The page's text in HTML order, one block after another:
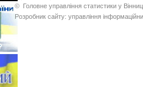
© Головне управління статистики у
Розробник сайту: управління